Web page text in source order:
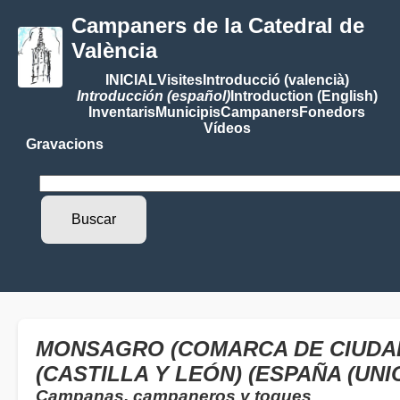
Campaners de la Catedral de
València
INICIALVisitesIntroducció (valencià)
Introducción (español)Introduction (English)
InventarisMunicipisCampanersFonedors
Vídeos
Gravacions
MONSAGRO (COMARCA DE
(CASTILLA Y LEÓN) (ESPAÑA
Campanas, campaneros y toques